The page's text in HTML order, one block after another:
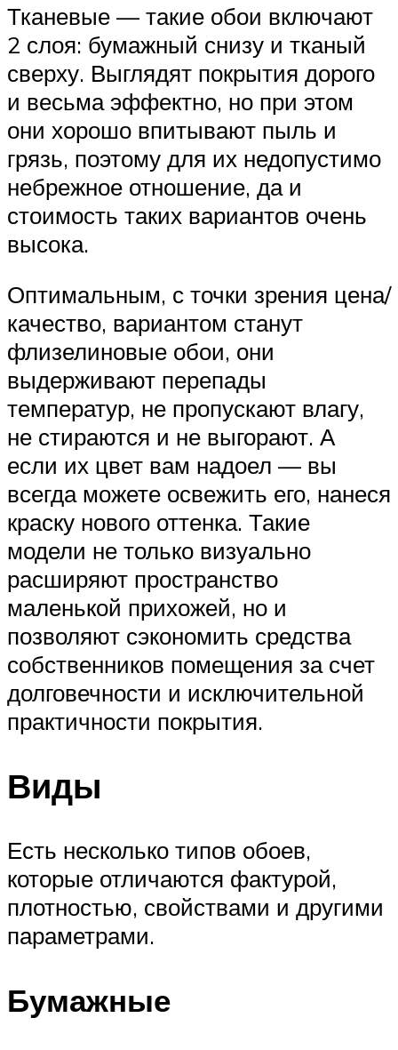
Тканевые — такие обои включают
2 слоя: бумажный снизу и тканый
сверху. Выглядят покрытия дорого
и весьма эффектно, но при этом
они хорошо впитывают пыль и
грязь, поэтому для их недопустимо
небрежное отношение, да и
стоимость таких вариантов очень
высока.
Оптимальным, с точки зрения цена/
качество, вариантом станут
флизелиновые обои, они
выдерживают перепады
температур, не пропускают влагу,
не стираются и не выгорают. А
если их цвет вам надоел — вы
всегда можете освежить его, нанеся
краску нового оттенка. Такие
модели не только визуально
расширяют пространство
маленькой прихожей, но и
позволяют сэкономить средства
собственников помещения за счет
долговечности и исключительной
практичности покрытия.
Виды
Есть несколько типов обоев,
которые отличаются фактурой,
плотностью, свойствами и другими
параметрами.
Бумажные